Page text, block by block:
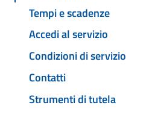
Tempi e scadenze
Accedi al servizio
Condizioni di servizio
Contatti
Strumenti di tutela